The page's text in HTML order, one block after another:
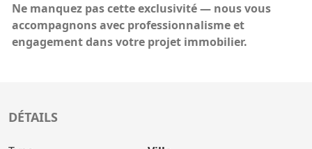
Ne manquez pas cette exclusivité — nous vous
accompagnons avec professionnalisme et
engagement dans votre projet immobilier.
DÉTAILS